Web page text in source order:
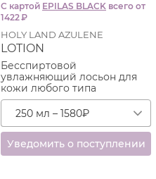
С картой EPILAS BLACK всего от
1422₽
HOLY LAND AZULENE
LOTION
Бесспиртовой
увлажняющий лосьон для
кожи любого типа
250 мл – 1580₽